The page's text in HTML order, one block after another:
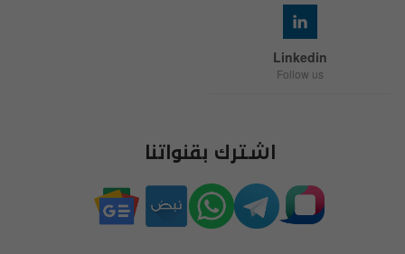
Linkedin
Follow us
اشترك بقنواتنا